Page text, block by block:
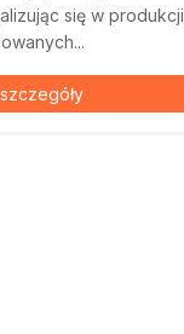
się w produkcji